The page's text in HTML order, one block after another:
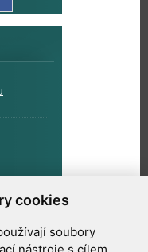
cookies
soubory